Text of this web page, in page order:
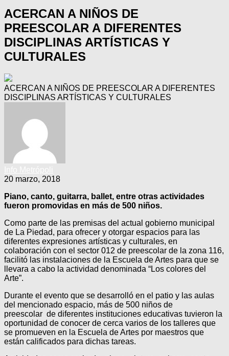
ACERCAN A NIÑOS DE
PREESCOLAR A DIFERENTES
DISCIPLINAS ARTÍSTICAS Y
CULTURALES
ACERCAN A NIÑOS DE PREESCOLAR A DIFERENTES
DISCIPLINAS ARTÍSTICAS Y CULTURALES
20 marzo, 2018
Piano, canto, guitarra, ballet, entre otras actividades
fueron promovidas en más de 500 niños.
Como parte de las premisas del actual gobierno municipal
de La Piedad, para ofrecer y otorgar espacios para las
diferentes expresiones artísticas y culturales, en
colaboración con el sector 012 de preescolar de la zona 116,
facilitó las instalaciones de la Escuela de Artes para que se
llevara a cabo la actividad denominada “Los colores del
Arte”.
Durante el evento que se desarrolló en el patio y las aulas
del mencionado espacio, más de 500 niños de
preescolar de diferentes instituciones educativas tuvieron la
oportunidad de conocer de cerca varios de los talleres que
se promueven en la Escuela de Artes por maestros que
están calificados para dichas tareas.